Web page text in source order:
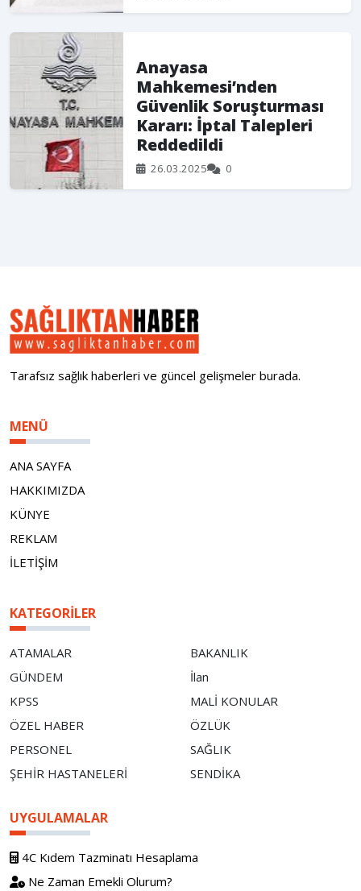
Anayasa
Mahkemesi’nden
Güvenlik Soruşturması
Kararı: İptal Talepleri
Reddedildi
26.03.2025 0
Tarafsız sağlık haberleri ve güncel gelişmeler burada.
MENÜ
ANA SAYFA
HAKKIMIZDA
KÜNYE
REKLAM
İLETİŞİM
KATEGORILER
ATAMALAR
BAKANLIK
GÜNDEM
İlan
KPSS
MALİ KONULAR
ÖZEL HABER
ÖZLÜK
PERSONEL
SAĞLIK
ŞEHİR HASTANELERİ
SENDİKA
UYGULAMALAR
4C Kıdem Tazminatı Hesaplama
Ne Zaman Emekli Olurum?